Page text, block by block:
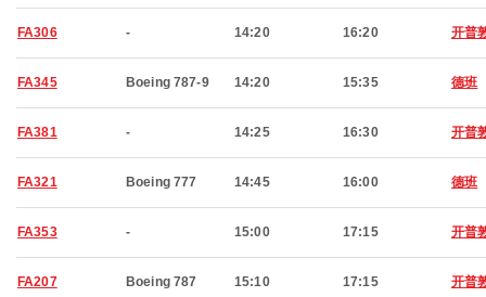
FA306 - 14:20 16:20 开普
FA345 Boeing 787-9 14:20 15:35 德班
FA381 - 14:25 16:30 开普
FA321 Boeing 777 14:45 16:00 德班
FA353 - 15:00 17:15 开普
FA207 Boeing 787 15:10 17:15 开普